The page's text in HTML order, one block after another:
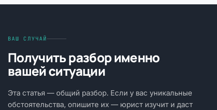
ВАШ СЛУЧАЙ
Получить разбор именно
вашей ситуации
Эта статья — общий разбор. Если у вас уникальные
обстоятельства, опишите их — юрист изучит и даст